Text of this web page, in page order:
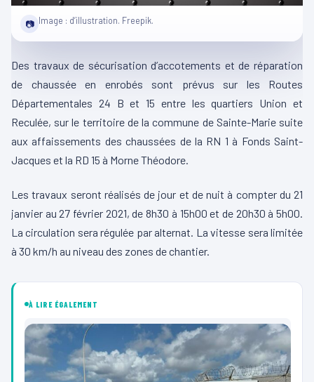
📷 Image : d’illustration. Freepik.
Des travaux de sécurisation d’accotements et de réparation
de chaussée en enrobés sont prévus sur les Routes
Départementales 24 B et 15 entre les quartiers Union et
Reculée, sur le territoire de la commune de Sainte-Marie suite
aux affaissements des chaussées de la RN 1 à Fonds Saint-
Jacques et la RD 15 à Morne Théodore.
Les travaux seront réalisés de jour et de nuit à compter du 21
janvier au 27 février 2021, de 8h30 à 15h00 et de 20h30 à 5h00.
La circulation sera régulée par alternat. La vitesse sera limitée
à 30 km/h au niveau des zones de chantier.
À LIRE ÉGALEMENT